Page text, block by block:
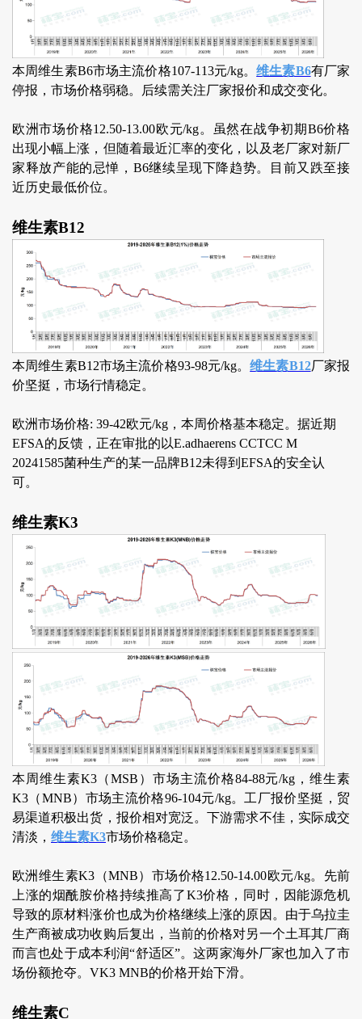
本周维生素B6市场主流价格107-113元/kg。维生素B6有厂家
停报，市场价格弱稳。后续需关注厂家报价和成交变化。
欧洲市场价格12.50-13.00欧元/kg。虽然在战争初期B6价格
出现小幅上涨，但随着最近汇率的变化，以及老厂家对新厂
家释放产能的忌惮，B6继续呈现下降趋势。目前又跌至接
近历史最低价位。
维生素B12
本周维生素B12市场主流价格93-98元/kg。维生素B12厂家报
价坚挺，市场行情稳定。
欧洲市场价格: 39-42欧元/kg，本周价格基本稳定。据近期
EFSA的反馈，正在审批的以E.adhaerens CCTCC M
20241585菌种生产的某一品牌B12未得到EFSA的安全认
可。
维生素K3
本周维生素K3（MSB）市场主流价格84-88元/kg，维生素
K3（MNB）市场主流价格96-104元/kg。工厂报价坚挺，贸
易渠道积极出货，报价相对宽泛。下游需求不佳，实际成交
清淡， 维生素K3市场价格稳定。
欧洲维生素K3（MNB）市场价格12.50-14.00欧元/kg。先前
上涨的烟酰胺价格持续推高了K3价格，同时，因能源危机
导致的原材料涨价也成为价格继续上涨的原因。由于乌拉圭
生产商被成功收购后复出，当前的价格对另一个土耳其厂商
而言也处于成本利润“舒适区”。这两家海外厂家也加入了市
场份额抢夺。VK3 MNB的价格开始下滑。
维生素C